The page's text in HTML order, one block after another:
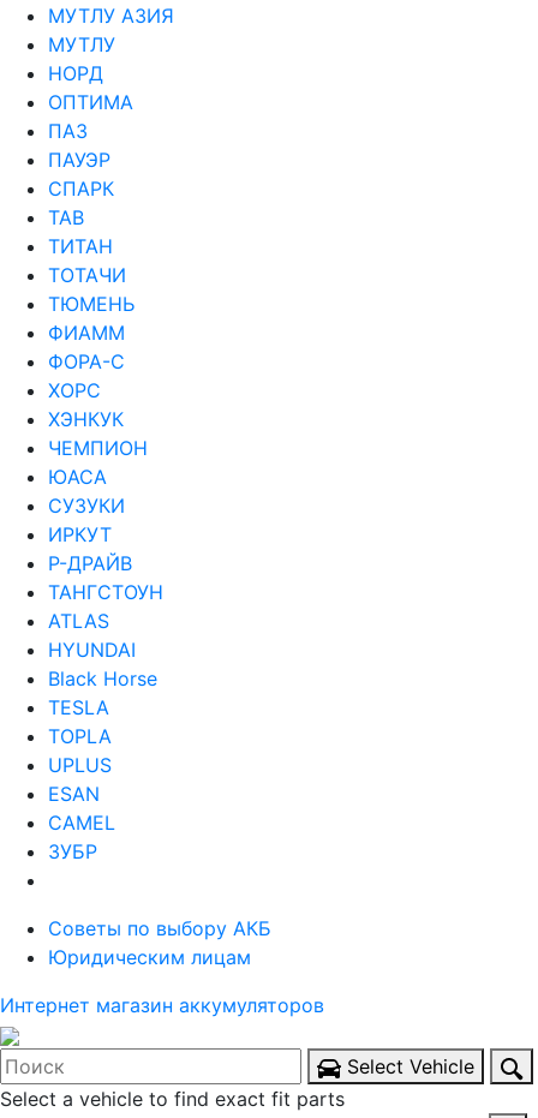
МУТЛУ АЗИЯ
МУТЛУ
НОРД
ОПТИМА
ПАЗ
ПАУЭР
СПАРК
ТАВ
ТИТАН
ТОТАЧИ
ТЮМЕНЬ
ФИАММ
ФОРА-С
ХОРС
ХЭНКУК
ЧЕМПИОН
ЮАСА
СУЗУКИ
ИРКУТ
Р-ДРАЙВ
ТАНГСТОУН
ATLAS
HYUNDAI
Black Horse
TESLA
TOPLA
UPLUS
ESAN
CAMEL
ЗУБР
Советы по выбору АКБ
Юридическим лицам
Интернет магазин аккумуляторов
Select Vehicle
Select a vehicle to find exact fit parts